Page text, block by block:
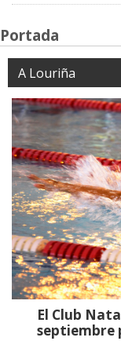
Portada
A Louriña
El Club
septiembre